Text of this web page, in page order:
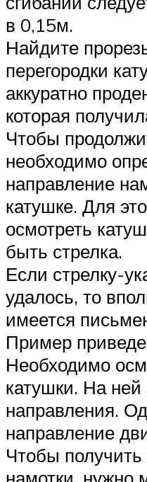
в 0,15м.
Найдите
перегородки
аккуратно
которая
Чтобы
необходимо
направление
катушке. Для
осмотреть
быть стрелка.
Если стрелку-
удалось, то
имеется
Пример
Необходимо
катушки. На ней
направления.
направление
Чтобы
намотки, нужно